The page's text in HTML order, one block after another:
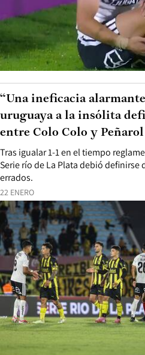
22 ENERO
Tras igualar 1-1 en el tiempo
Serie río de La Plata debió definirse
errados.
“Una ineficacia
uruguaya a la insólita
entre Colo Colo y Peñarol